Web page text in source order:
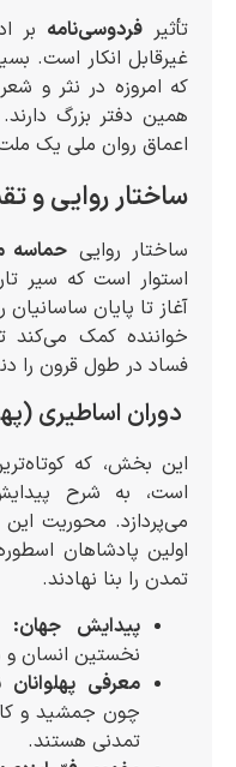
تأثیر فردوسی‌نامه بر
غیرقابل انکار است.
که امروزه در نثر و
همین دفتر بزرگ
اعماق روان ملی یک
ساختار روایی و
ساختار روایی حماسه
استوار است که سیر
آغاز تا پایان
خواننده کمک می‌کند
فساد در طول قرون را
دوران اساطیری
این بخش، که
است، به شرح
می‌پردازد. محوریت
اولین پادشاهان
تمدن را بنا نهادند.
پیدایش جهان:
نخستین انسان و
معرفی
چون جمشید و
تمدنی هستند.